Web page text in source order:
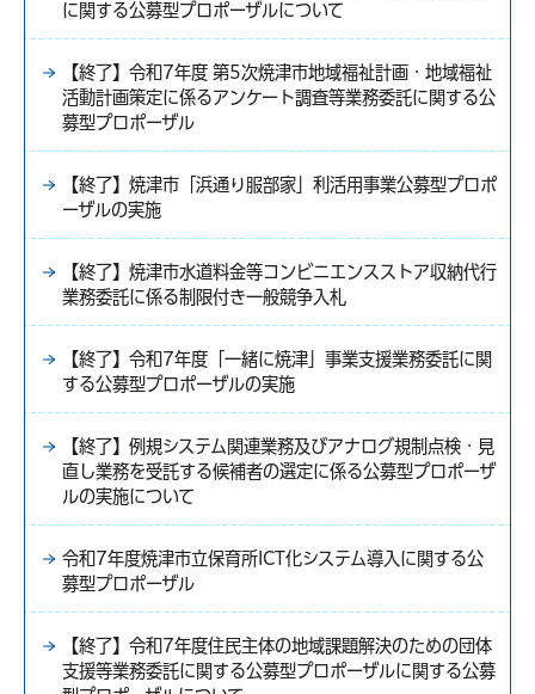
に関する公募型プロポーザルについて
【終了】令和7年度 第5次焼津市地域福祉計画・地域福祉
活動計画策定に係るアンケート調査等業務委託に関する公
募型プロポーザル
【終了】焼津市「浜通り服部家」利活用事業公募型プロポ
ーザルの実施
【終了】焼津市水道料金等コンビニエンスストア収納代行
業務委託に係る制限付き一般競争入札
【終了】令和7年度「一緒に焼津」事業支援業務委託に関
する公募型プロポーザルの実施
【終了】例規システム関連業務及びアナログ規制点検・見
直し業務を受託する候補者の選定に係る公募型プロポーザ
ルの実施について
令和7年度焼津市立保育所ICT化システム導入に関する公
募型プロポーザル
【終了】令和7年度住民主体の地域課題解決のための団体
支援等業務委託に関する公募型プロポーザルに関する公募